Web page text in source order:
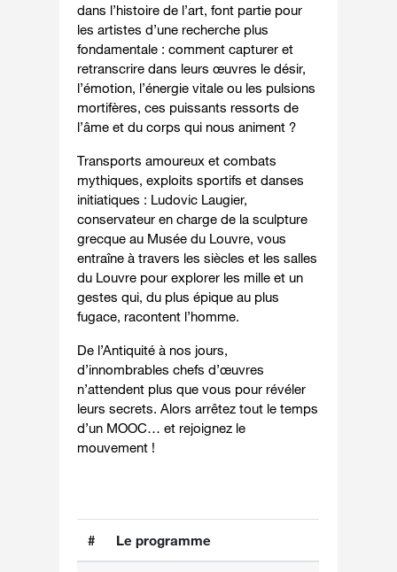
dans l’histoire de l’art, font partie pour
les artistes d’une recherche plus
fondamentale : comment capturer et
retranscrire dans leurs œuvres le désir,
l’émotion, l’énergie vitale ou les pulsions
mortifères, ces puissants ressorts de
l’âme et du corps qui nous animent ?
Transports amoureux et combats
mythiques, exploits sportifs et danses
initiatiques : Ludovic Laugier,
conservateur en charge de la sculpture
grecque au Musée du Louvre, vous
entraîne à travers les siècles et les salles
du Louvre pour explorer les mille et un
gestes qui, du plus épique au plus
fugace, racontent l’homme.
De l’Antiquité à nos jours,
d’innombrables chefs d’œuvres
n’attendent plus que vous pour révéler
leurs secrets. Alors arrêtez tout le temps
d’un MOOC… et rejoignez le
mouvement !
# Le programme